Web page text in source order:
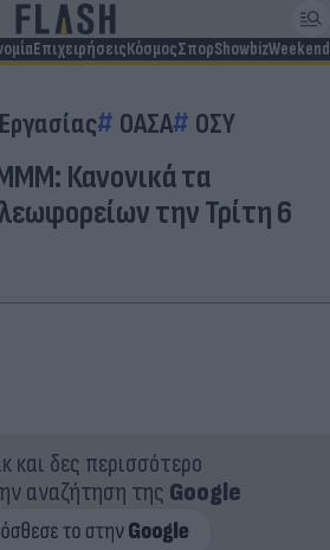
ΕπιχειρήσειςΚόσμοςΣπορShowbizWeekend
ΟΑΣΑ ΟΣΥ
Κανονικά τα
την Τρίτη 6
και δες περισσότερο
αναζήτηση της Google